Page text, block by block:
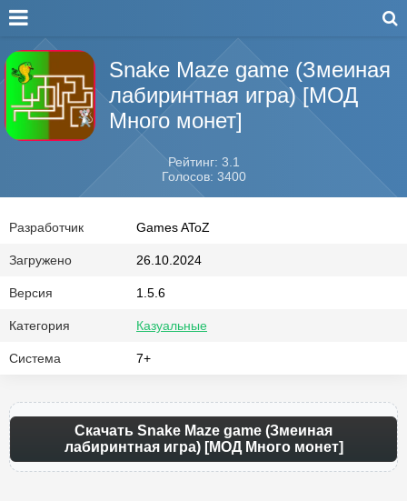
Snake Maze game (Змеиная
лабиринтная игра) [МОД
Много монет]
Рейтинг: 3.1
Голосов: 3400
Разработчик Games AToZ
Загружено 26.10.2024
Версия 1.5.6
Категория Казуальные
Система 7+
Скачать Snake Maze game (Змеиная
лабиринтная игра) [МОД Много монет]